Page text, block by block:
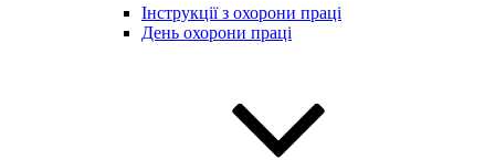
Інструкції з охорони праці
День охорони праці